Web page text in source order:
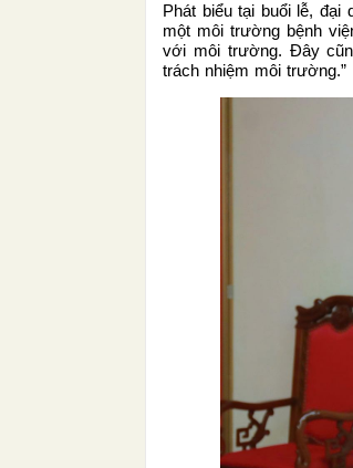
Phát biểu tại buổi lễ, đại
một môi trường bệnh
với môi trường. Đây
trách nhiệm môi trường.”